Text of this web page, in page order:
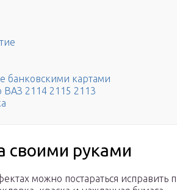
банковскими картами
ВАЗ 2114 2115 2113
своими руками
можно постараться исправить